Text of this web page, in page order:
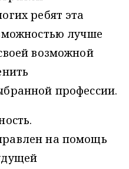
ребят эта
лучше
возможной
профессии.
на помощь